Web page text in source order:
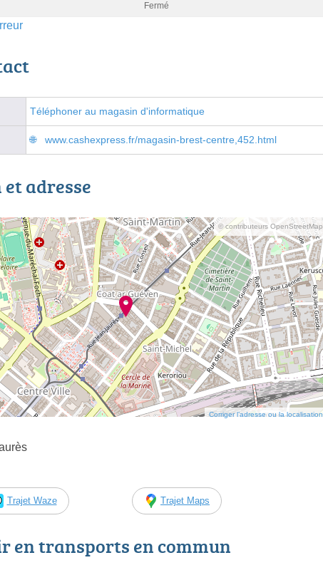
Fermé
Téléphoner au magasin d'informatique
www.cashexpress.fr/magasin-brest-centre,452.html
adresse
© contributeurs OpenStreetMap
Corriger l’adresse ou la localisation
Trajet Waze Trajet Maps
en transports en commun